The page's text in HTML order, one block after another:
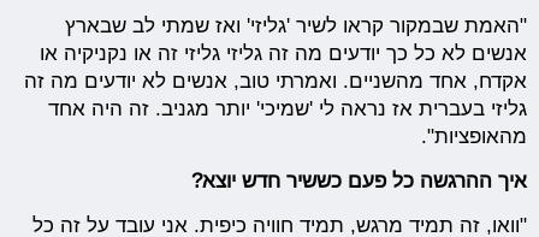
"האמת שבמקור קראו לשיר 'גליזי' ואז שמתי לב שבארץ
אנשים לא כל כך יודעים מה זה גליזי גליזי זה או נקניקיה או
אקדח, אחד מהשניים. ואמרתי טוב, אנשים לא יודעים מה זה
גליזי בעברית אז נראה לי 'שמיכי' יותר מגניב. זה היה אחד
מהאופציות".
איך ההרגשה כל פעם כששיר חדש יוצא?
"וואו, זה תמיד מרגש, תמיד חוויה כיפית. אני עובד על זה כל